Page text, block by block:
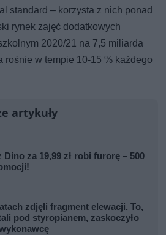
standard – korzysta z nich ponad
rynek zajęć dodatkowych
2020/21 na 7,5 miliarda
rośnie w tempie 10-15 % każdego
artykuły
Dino za 19,99 zł robi furorę – 500
zdjęli fragment elewacji. To,
pod styropianem, zaskoczyło